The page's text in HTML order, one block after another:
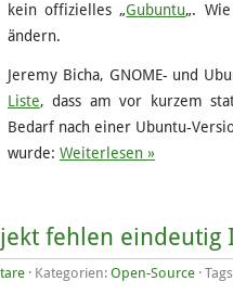
kein offizielles „Gubuntu„.
ändern.
Jeremy Bicha, GNOME- und
Liste, dass am vor kurzem
Bedarf nach einer Ubuntu-
wurde: Weiterlesen »
fehlen eindeutig
· Kategorien: Open-Source ·